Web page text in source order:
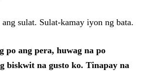
sulat. Sulat-kamay iyon ng bata.
po ang pera, huwag na po
biskwit na gusto ko. Tinapay na